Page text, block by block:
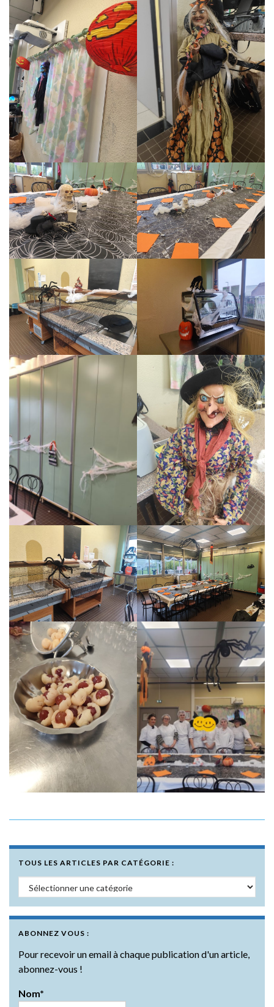
TOUS LES ARTICLES PAR CATÉGORIE :
Tous les articles par catégorie :
ABONNEZ VOUS :
Pour recevoir un email à chaque publication d'un article,
abonnez-vous !
Nom*